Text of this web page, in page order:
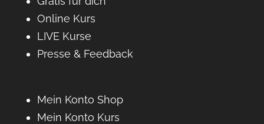
Online Kurs
LIVE Kurse
Presse & Feedback
Mein Konto Shop
Mein Konto Kurs